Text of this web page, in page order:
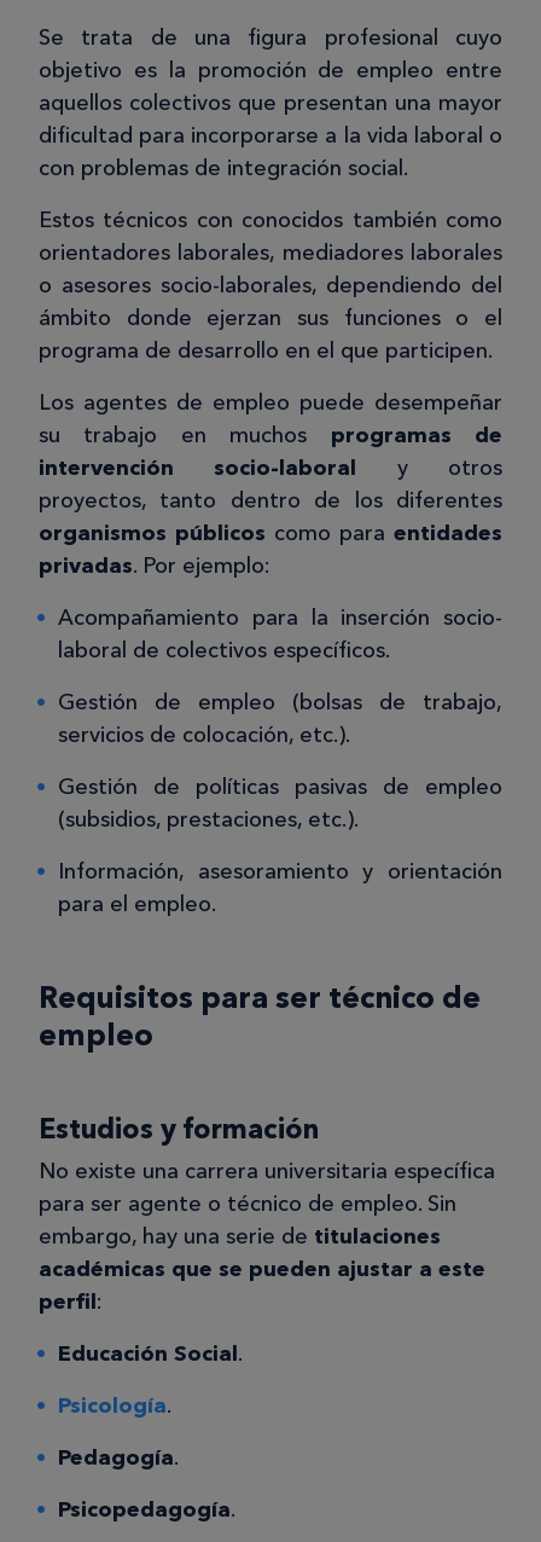
Se trata de una figura profesional cuyo
objetivo es la promoción de empleo entre
aquellos colectivos que presentan una mayor
dificultad para incorporarse a la vida laboral o
con problemas de integración social.
Estos técnicos con conocidos también como
orientadores laborales, mediadores laborales
o asesores socio-laborales, dependiendo del
ámbito donde ejerzan sus funciones o el
programa de desarrollo en el que participen.
Los agentes de empleo puede desempeñar
su trabajo en muchos programas de
intervención socio-laboral y otros
proyectos, tanto dentro de los diferentes
organismos públicos como para entidades
privadas. Por ejemplo:
Acompañamiento para la inserción socio-
laboral de colectivos específicos.
Gestión de empleo (bolsas de trabajo,
servicios de colocación, etc.).
Gestión de políticas pasivas de empleo
(subsidios, prestaciones, etc.).
Información, asesoramiento y orientación
para el empleo.
Requisitos para ser técnico de
empleo
Estudios y formación
No existe una carrera universitaria específica
para ser agente o técnico de empleo. Sin
embargo, hay una serie de titulaciones
académicas que se pueden ajustar a este
perfil:
Educación Social.
Psicología.
Pedagogía.
Psicopedagogía.